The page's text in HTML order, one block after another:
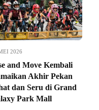
2026
and Move Kembali
Akhir Pekan
dan Seru di Grand
Park Mall